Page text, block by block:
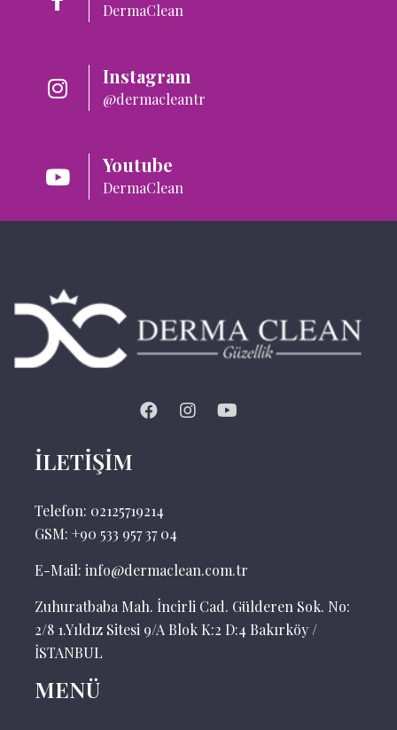
DermaClean
Instagram
@dermacleantr
Youtube
DermaClean
İLETİŞİM
Telefon: 02125719214
GSM: +90 533 957 37 04
E-Mail: info@dermaclean.com.tr
Zuhuratbaba Mah. İncirli Cad. Gülderen Sok. No:
2/8 1.Yıldız Sitesi 9/A Blok K:2 D:4 Bakırköy /
İSTANBUL
MENÜ